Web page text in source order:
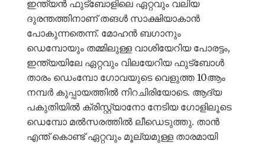
ഇന്ത്യൻ ഫുട്ബോളിലെ ഏറ്റവും വലിയ
ദുരന്തത്തിനാണ് തങൾ സാക്ഷിയാകാൻ
പോകുന്നതെന്ന്. മോഹൻ ബഗാനും
ഡെമ്പോയും തമ്മിലുള്ള വാശിയേറിയ പോരട്ടം,
ഇന്ത്യയിലേ ഏറ്റവും വിലയേറിയ ഫുട്ബോൾ
താരം ഡെംമ്പോ ഗോവയുടെ വെളുത്ത 10ആം
നമ്പർ കുപ്പായത്തിൽ നിറചിരിയോടെ. ആദ്യ
പകുതിയിൽ ക്രിസ്റ്റ്യാനോ നേടിയ ഗോളിലൂടെ
ഡെമ്പോ മൽസരത്തിൽ ലീഡെടുത്തു. താൻ
എന്ത് കൊണ്ട് ഏറ്റവും മൂല്യമുള്ള താരമായി